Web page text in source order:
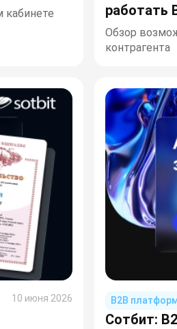
работать
Обзор
контрагента
10 июня 2026 B2B
Сотбит: